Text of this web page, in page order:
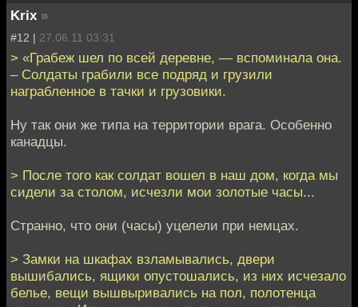
Krix »
#12 | 27.06.11 03:31
> «Грабеж шел по всей деревне, — вспоминала она.
– Солдаты грабили все подряд и грузили
награбленное в тачки и грузовики.
Ну так они же типа на территории врага. Особенно
канадцы.
> После того как солдат вошел в наш дом, когда мы
сидели за столом, исчезли мои золотые часы...
Странно, что они (часы) уцелели при немцах.
> Замки на шкафах взламывались, двери
вышибались, ящики опустошались, из них исчезало
белье, вещи вышвыривались на пол, полотенца